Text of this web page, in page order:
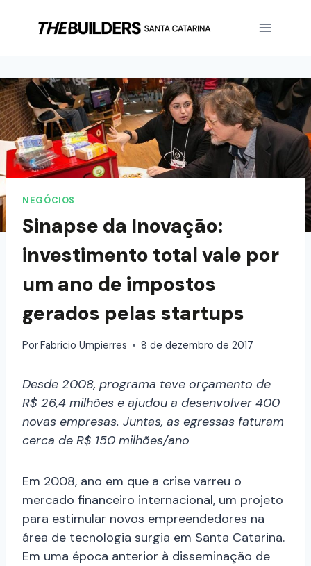
NEGÓCIOS
Sinapse da Inovação:
investimento total vale por
um ano de impostos
gerados pelas startups
PorFabricio Umpierres 8 de dezembro de 2017
Desde 2008, programa teve orçamento de
R$ 26,4 milhões e ajudou a desenvolver 400
novas empresas. Juntas, as egressas faturam
cerca de R$ 150 milhões/ano
Em 2008, ano em que a crise varreu o
mercado financeiro internacional, um projeto
para estimular novos empreendedores na
área de tecnologia surgia em Santa Catarina.
Em uma época anterior à disseminação de